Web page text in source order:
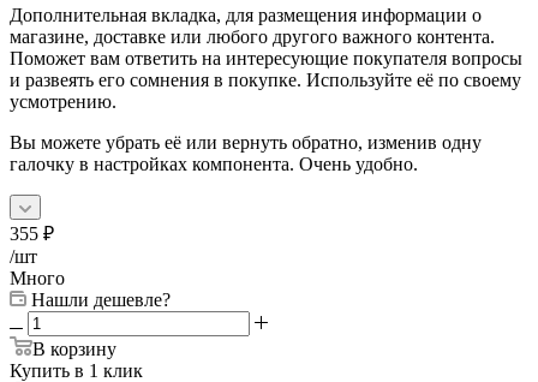
Дополнительная вкладка, для размещения информации о
магазине, доставке или любого другого важного контента.
Поможет вам ответить на интересующие покупателя вопросы
и развеять его сомнения в покупке. Используйте её по своему
усмотрению.
Вы можете убрать её или вернуть обратно, изменив одну
галочку в настройках компонента. Очень удобно.
355 ₽
/шт
Много
Нашли дешевле?
В корзину
Купить в 1 клик